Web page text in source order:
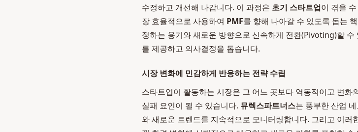
수정하고 개선해 나갑니다. 이 과정은 초기 스타트업이 겪을
장 효율적으로 사용하여 PMF를 향해 나아갈 수 있도록 돕는
정하는 용기와 새로운 방향으로 신속하게 전환(Pivoting)할
를 제공하고 의사결정을 돕습니다.
시장 변화에 민감하게 반응하는 전략 수립
스타트업이 활동하는 시장은 그 어느 곳보다 역동적이고 변화
실패 요인이 될 수 있습니다. 뮤렉스파트너스는 풍부한 산업
와 새로운 트렌드를 지속적으로 모니터링합니다. 그리고 이러